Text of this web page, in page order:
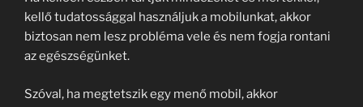
kellő tudatossággal használjuk a mobilunkat, akkor
biztosan nem lesz probléma vele és nem fogja rontani
az egészségünket.
Szóval, ha megtetszik egy menő mobil, akkor